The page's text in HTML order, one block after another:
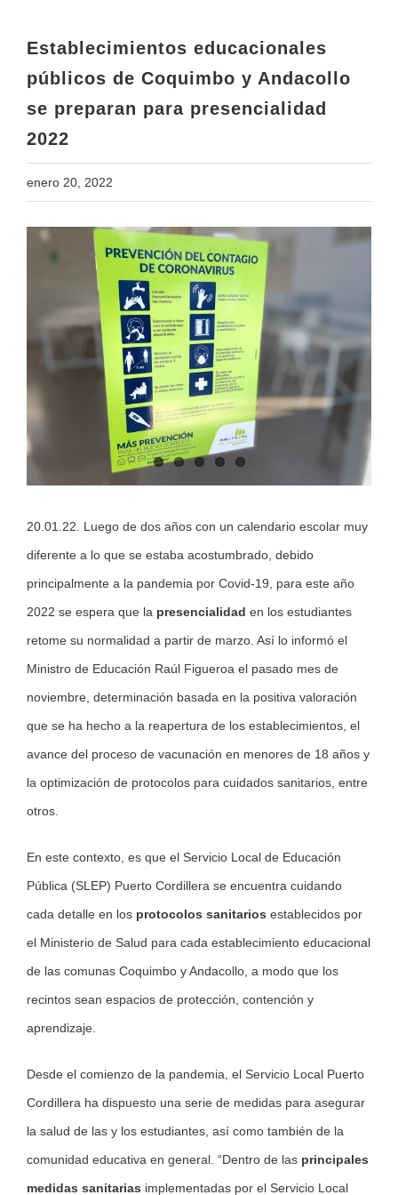
Establecimientos educacionales
públicos de Coquimbo y Andacollo
se preparan para presencialidad
2022
enero 20, 2022
View
20.01.22. Luego de dos años con un calendario escolar muy
diferente a lo que se estaba acostumbrado, debido
principalmente a la pandemia por Covid-19, para este año
2022 se espera que la presencialidad en los estudiantes
retome su normalidad a partir de marzo. Así lo informó el
Ministro de Educación Raúl Figueroa el pasado mes de
noviembre, determinación basada en la positiva valoración
que se ha hecho a la reapertura de los establecimientos, el
avance del proceso de vacunación en menores de 18 años y
la optimización de protocolos para cuidados sanitarios, entre
otros.
En este contexto, es que el Servicio Local de Educación
Pública (SLEP) Puerto Cordillera se encuentra cuidando
cada detalle en los protocolos sanitarios establecidos por
el Ministerio de Salud para cada establecimiento educacional
de las comunas Coquimbo y Andacollo, a modo que los
recintos sean espacios de protección, contención y
aprendizaje.
Desde el comienzo de la pandemia, el Servicio Local Puerto
Cordillera ha dispuesto una serie de medidas para asegurar
la salud de las y los estudiantes, así como también de la
comunidad educativa en general. “Dentro de las principales
medidas sanitarias implementadas por el Servicio Local